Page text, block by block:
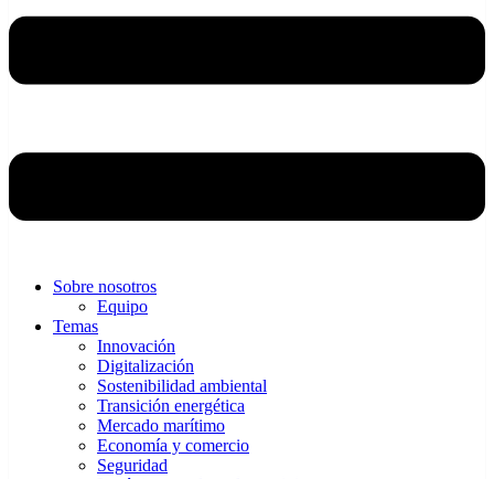
Sobre nosotros
Equipo
Temas
Innovación
Digitalización
Sostenibilidad ambiental
Transición energética
Mercado marítimo
Economía y comercio
Seguridad